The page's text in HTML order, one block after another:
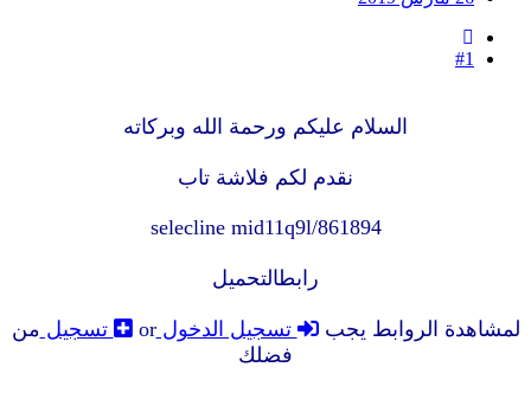
#1
السلام عليكم ورحمة الله وبركاته
نقدم لكم فلاشة تاب
selecline mid11q9l/861894
رابطالتحميل
لمشاهدة الروابط يجب تسجيل الدخولor تسجيل من
فضلك